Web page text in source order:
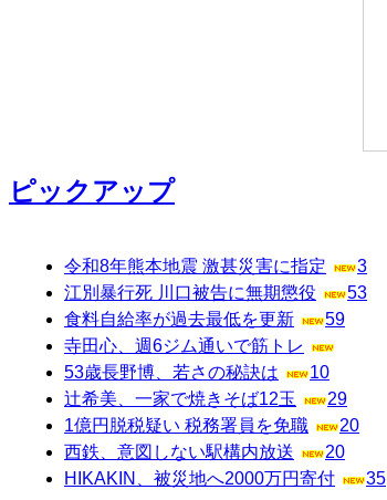
ピックアップ
令和8年熊本地震 激甚災害に指定
3
江別暴行死 川口被告に無期懲役
53
食料自給率が過去最低を更新
59
寺田心、週6ジム通いで筋トレ
53歳長野博、若さの秘訣は
10
辻希美、一家で焼きそば12玉
29
1億円脱税疑い 税務署員を免職
20
西鉄、意図しない駅構内放送
20
HIKAKIN、被災地へ2000万円寄付
35